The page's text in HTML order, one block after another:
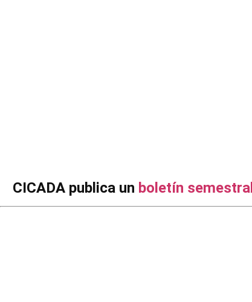
CICADA publica un boletín semestral